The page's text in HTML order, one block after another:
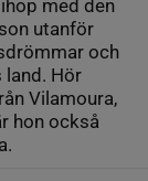
med den
utanför
och
land. Hör
Vilamoura,
hon också